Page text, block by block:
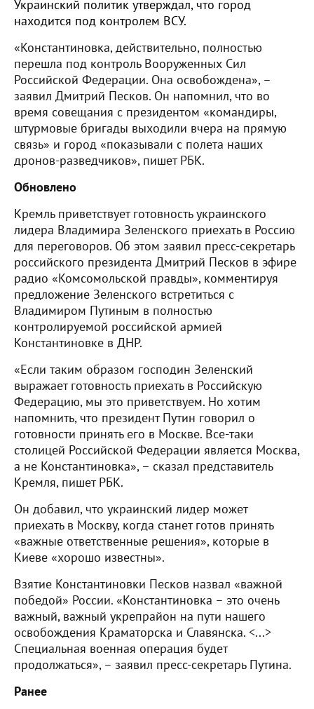
Украинский политик утверждал, что город
находится под контролем ВСУ.
«Константиновка, действительно, полностью
перешла под контроль Вооруженных Сил
Российской Федерации. Она освобождена», –
заявил Дмитрий Песков. Он напомнил, что во
время совещания с президентом «командиры,
штурмовые бригады выходили вчера на прямую
связь» и город «показывали с полета наших
дронов-разведчиков», пишет РБК.
Обновлено
Кремль приветствует готовность украинского
лидера Владимира Зеленского приехать в Россию
для переговоров. Об этом заявил пресс-секретарь
российского президента Дмитрий Песков в эфире
радио «Комсомольской правды», комментируя
предложение Зеленского встретиться с
Владимиром Путиным в полностью
контролируемой российской армией
Константиновке в ДНР.
«Если таким образом господин Зеленский
выражает готовность приехать в Российскую
Федерацию, мы это приветствуем. Но хотим
напомнить, что президент Путин говорил о
готовности принять его в Москве. Все-таки
столицей Российской Федерации является Москва,
а не Константиновка», – сказал представитель
Кремля, пишет РБК.
Он добавил, что украинский лидер может
приехать в Москву, когда станет готов принять
«важные ответственные решения», которые в
Киеве «хорошо известны».
Взятие Константиновки Песков назвал «важной
победой» России. «Константиновка – это очень
важный, важный укрепрайон на пути нашего
освобождения Краматорска и Славянска. <...>
Специальная военная операция будет
продолжаться», – заявил пресс-секретарь Путина.
Ранее